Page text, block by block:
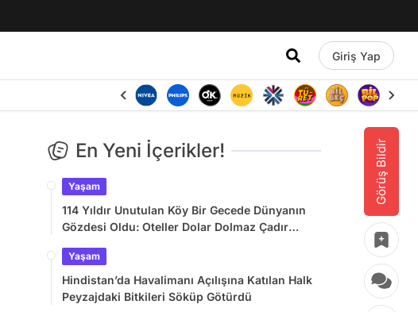
Giriş Yap
Görüş Bildir
En Yeni İçerikler!
Yaşam
114 Yıldır Unutulan Köy Bir Gecede Dünyanın
Gözdesi Oldu: Oteller Dolar Dolmaz Çadır
Yaşam
Hindistan’da Havalimanı Açılışına Katılan Halk
Peyzajdaki Bitkileri Söküp Götürdü